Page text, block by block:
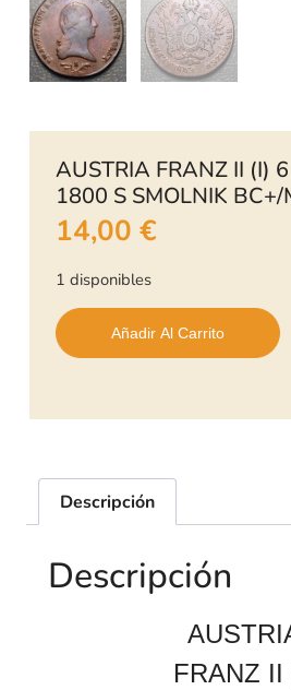
AUSTRIA FRANZ II (I)
1800 S SMOLNIK BC+/
14,00 €
1 disponibles
Añadir Al Carrito
Descripción
Descripción
FRANZ II